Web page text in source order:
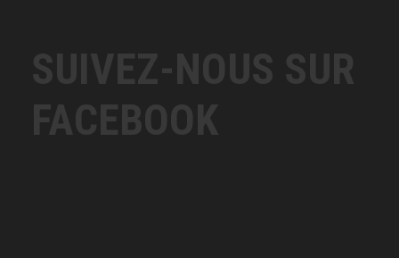
SUIVEZ-NOUS SUR
FACEBOOK